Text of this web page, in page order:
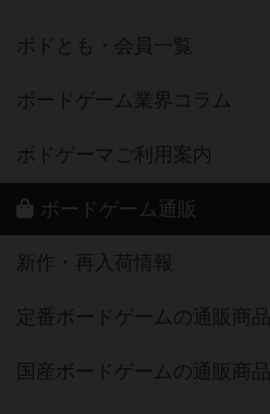
ボドとも・会員一覧
ボードゲーム業界コラム
ボドゲーマご利用案内
ボードゲーム通販
新作・再入荷情報
定番ボードゲームの通販商品
国産ボードゲームの通販商品